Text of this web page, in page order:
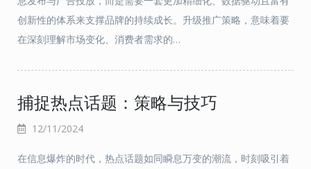
创新性的体系来支撑品牌的持续成长。升级推广策略，意味着要
在深刻理解市场变化、消费者需求的…
捕捉热点话题：策略与技巧
12/11/2024
在信息爆炸的时代，热点话题如同瞬息万变的潮流，时刻吸引着